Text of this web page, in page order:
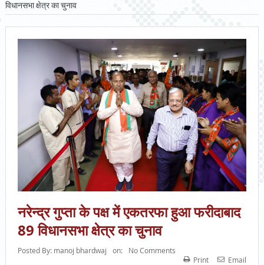
विधानसभा क्षेत्र का चुनाव
नरेन्द्र गुप्ता के पक्ष में एकतरफा हुआ फरीदाबाद
89 विधानसभा क्षेत्र का चुनाव
Posted By: manoj bhardwaj on:
No Comments
Print
Email